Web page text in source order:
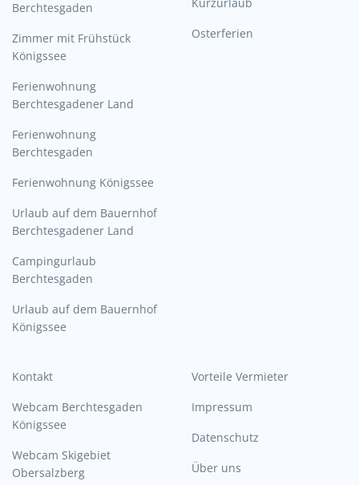
Berchtesgaden
Zimmer mit Frühstück
Königssee
Ferienwohnung
Berchtesgadener Land
Ferienwohnung
Berchtesgaden
Ferienwohnung Königssee
Urlaub auf dem Bauernhof
Berchtesgadener Land
Campingurlaub
Berchtesgaden
Urlaub auf dem Bauernhof
Königssee
Osterferien
Kontakt
Webcam Berchtesgaden
Königssee
Webcam Skigebiet
Obersalzberg
Vorteile Vermieter
Impressum
Datenschutz
Über uns